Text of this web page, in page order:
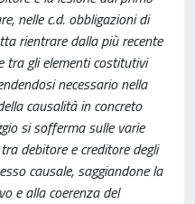
nelle c.d. obbligazioni di
rientrare dalla più recente
tra gli elementi costitutivi
necessario nella
causalità in concreto
si sofferma sulle varie
debitore e creditore degli
causale, saggiandone la
e alla coerenza del